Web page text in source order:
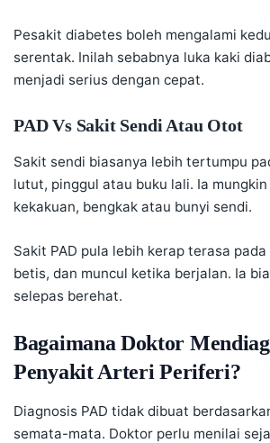
Pesakit diabetes boleh mengalami
serentak. Inilah sebabnya luka kaki
menjadi serius dengan cepat.
PAD Vs Sakit Sendi Atau Otot
Sakit sendi biasanya lebih tertumpu
lutut, pinggul atau buku lali. Ia
kekakuan, bengkak atau bunyi sendi.
Sakit PAD pula lebih kerap terasa
betis, dan muncul ketika berjalan. Ia
selepas berehat.
Bagaimana Doktor
Penyakit Arteri Periferi?
Diagnosis PAD tidak dibuat
semata-mata. Doktor perlu menilai